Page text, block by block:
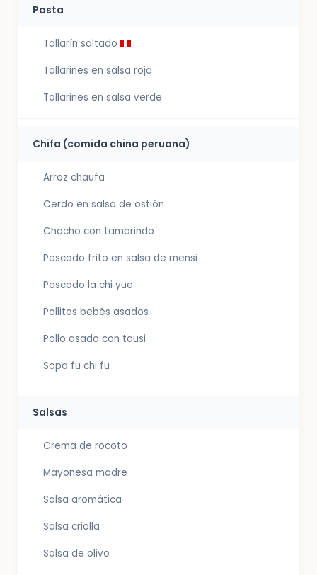
Pasta
Tallarín saltado
Tallarines en salsa roja
Tallarines en salsa verde
Chifa (comida china peruana)
Arroz chaufa
Cerdo en salsa de ostión
Chacho con tamarindo
Pescado frito en salsa de mensi
Pescado la chi yue
Pollitos bebés asados
Pollo asado con tausi
Sopa fu chi fu
Salsas
Crema de rocoto
Mayonesa madre
Salsa aromática
Salsa criolla
Salsa de olivo